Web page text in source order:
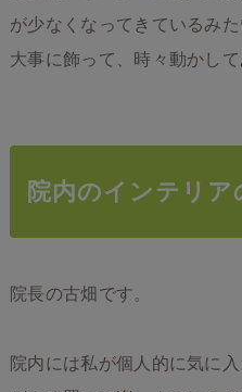
が少なくなってきているみた
大事に飾って、時々動かして
院内のインテリア
院長の古畑です。
院内には私が個人的に気に